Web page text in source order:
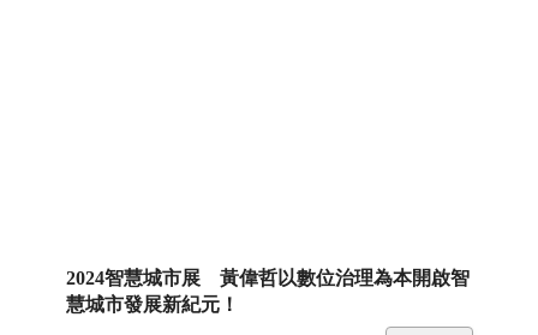
2024智慧城市展 黃偉哲以數位治理為本開啟智
慧城市發展新紀元！